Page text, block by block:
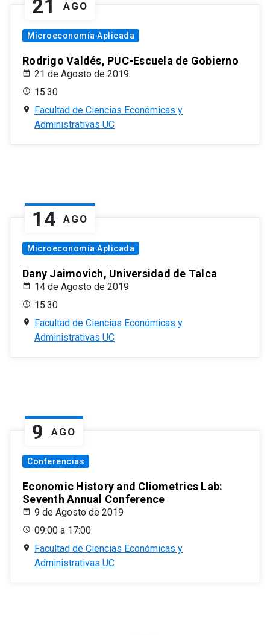
21 AGO
Microeconomía Aplicada
Rodrigo Valdés, PUC-Escuela de Gobierno
21 de Agosto de 2019
15:30
Facultad de Ciencias Económicas y
Administrativas UC
14 AGO
Microeconomía Aplicada
Dany Jaimovich, Universidad de Talca
14 de Agosto de 2019
15:30
Facultad de Ciencias Económicas y
Administrativas UC
9 AGO
Conferencias
Economic History and Cliometrics Lab:
Seventh Annual Conference
9 de Agosto de 2019
09:00 a 17:00
Facultad de Ciencias Económicas y
Administrativas UC